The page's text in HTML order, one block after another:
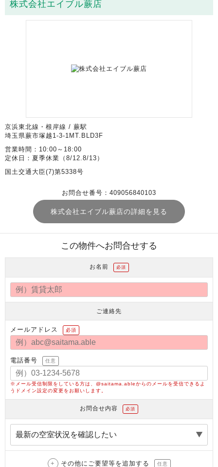
株式会社エイブル蕨店
京浜東北線・根岸線 / 蕨駅
埼玉県蕨市塚越1-3-1MT.BLD3F
営業時間：10:00～18:00
定休日：夏季休業（8/12.8/13）
国土交通大臣(7)第5338号
お問合せ番号：409056840103
株式会社エイブル蕨店の詳細を見る
この物件へお問合せする
お名前 必須
ご連絡先
メールアドレス 必須
電話番号 任意
※メール受信制限をしている方は、@saitama.ableからのメールを受信できるよ
うドメイン設定の変更をお願いします。
お問合せ内容 必須
その他にご要望等を追加する 任意